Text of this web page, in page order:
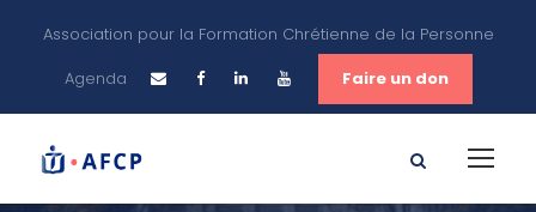
Association pour la Formation Chrétienne de la Personne
Agenda
Faire un don